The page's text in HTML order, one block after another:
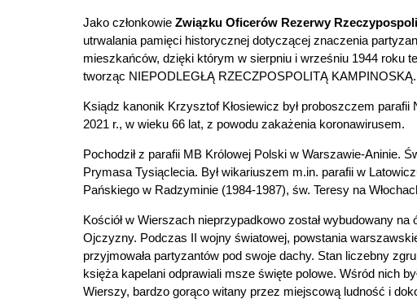
Jako członkowie Związku Oficerów Rezerwy
utrwalania pamięci historycznej dotyczącej znaczenia
mieszkańców, dzięki którym w sierpniu i wrześniu 1944 roku
tworząc NIEPODLEGŁĄ RZECZPOSPOLITĄ KAMPINOSKĄ.
Ksiądz kanonik Krzysztof Kłosiewicz był proboszczem
2021 r., w wieku 66 lat, z powodu zakażenia koronawirusem.
Pochodził z parafii MB Królowej Polski w Warszawie-Aninie.
Prymasa Tysiąclecia. Był wikariuszem m.in. parafii w
Pańskiego w Radzyminie (1984-1987), św. Teresy na
Kościół w Wierszach nieprzypadkowo został wybudowany
Ojczyzny. Podczas II wojny światowej, powstania
przyjmowała partyzantów pod swoje dachy. Stan liczebny
księża kapelani odprawiali msze święte polowe. Wśród nich
Wierszy, bardzo gorąco witany przez miejscową ludność i